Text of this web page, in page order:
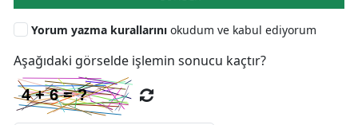
Yorum yazma kurallarını okudum ve kabul ediyorum
Aşağıdaki görselde işlemin sonucu kaçtır?